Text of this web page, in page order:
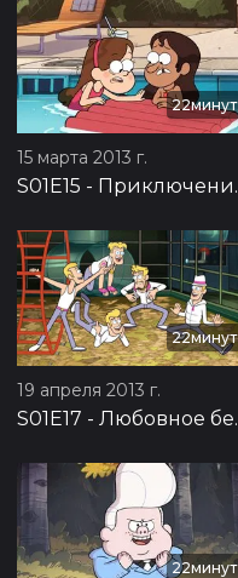
22минут
15 марта 2013 г.
S01E15 - Приключение в бассейне
22минут
19 апреля 2013 г.
S01E17 - Любовное безумие
22минут